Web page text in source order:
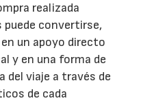
realizada
puede convertirse,
un apoyo directo
y en una forma de
del viaje a través de
de cada